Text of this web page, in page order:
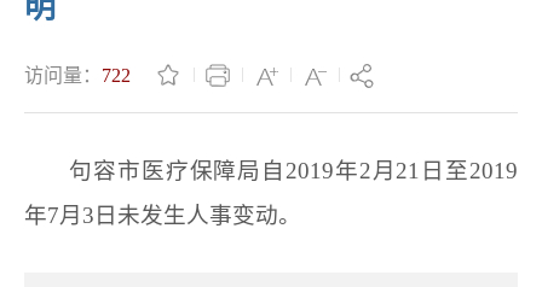
明
访问量： 722
句容市医疗保障局自2019年2月21日至2019
年7月3日未发生人事变动。